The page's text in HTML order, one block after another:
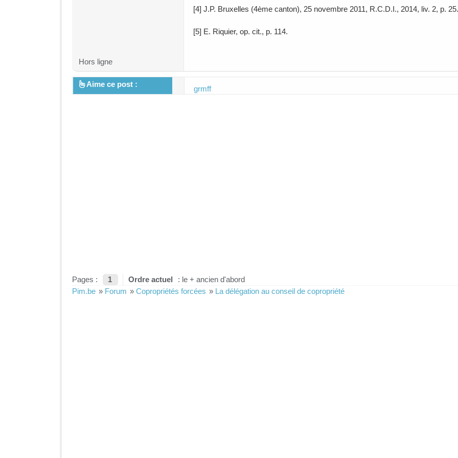
[4] J.P. Bruxelles (4ème canton), 25 novembre 2011, R.C.D.I., 2014, liv. 2, p. 25.
[5] E. Riquier, op. cit., p. 114.
Hors ligne
Aime ce post :
grmff
Pages : 1 Ordre actuel
: le + ancien d'abord
Pim.be » Forum » Copropriétés forcées » La délégation au conseil de copropriété